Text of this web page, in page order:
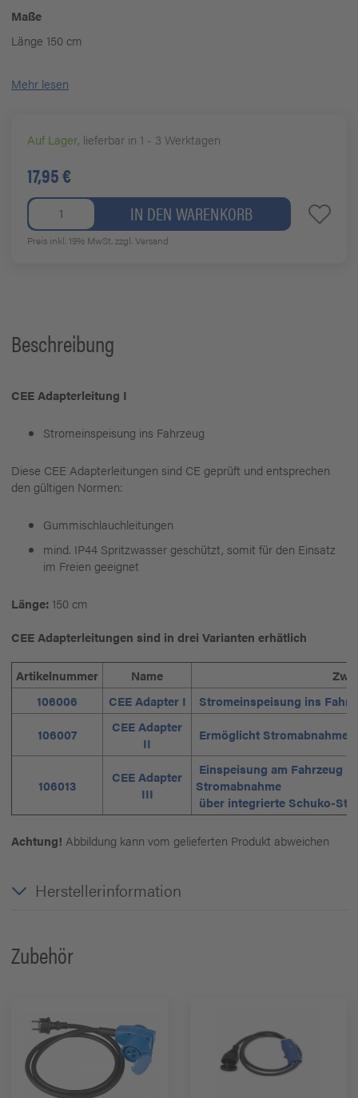
Maße
Länge 150 cm
Mehr lesen
Auf Lager, lieferbar in 1 - 3 Werktagen
17,95 €
IN DEN WARENKORB
Preis inkl. 19% MwSt.zzgl. Versand
Beschreibung
CEE Adapterleitung I
Stromeinspeisung ins Fahrzeug
Diese CEE Adapterleitungen sind CE geprüft und entsprechen
den gültigen Normen:
Gummischlauchleitungen
mind. IP44 Spritzwasser geschützt, somit für den Einsatz
im Freien geeignet
Länge: 150 cm
CEE Adapterleitungen sind in drei Varianten erhätlich
Artikelnummer Name
106006
CEE Adapter I
Stromeinspeisung ins
106007
CEE Adapter
II
Ermöglicht Stromabnahme
106013
CEE Adapter
III
Einspeisung am Fahrzeug
Stromabnahme
über integrierte Schuko-
Achtung! Abbildung kann vom gelieferten Produkt abweichen
Herstellerinformation
Zubehör